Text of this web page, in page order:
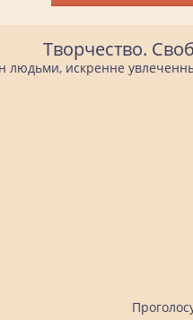
Творчество.
людьми, искренне